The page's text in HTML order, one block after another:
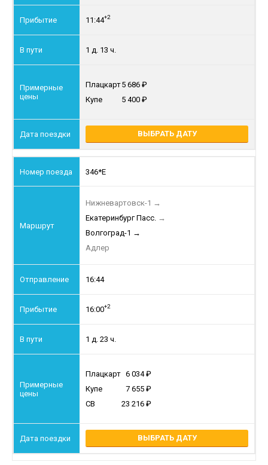
11:44+2
1 д. 13 ч.
Плацкарт5 686
Купе
5 400
ВЫБРАТЬ ДАТУ
346*Е
Нижневартовск-1 →
Екатеринбург Пасс. →
Волгоград-1 →
Адлер
16:44
16:00+2
1 д. 23 ч.
Плацкарт 6 034
Купе
7 655
СВ
23 216
ВЫБРАТЬ ДАТУ